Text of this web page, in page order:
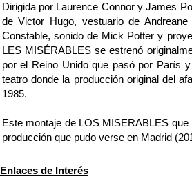
Dirigida por Laurence Connor y James
de Victor Hugo, vestuario de
Constable, sonido de Mick Potter y
LES MISÉRABLES se estrenó
por el Reino Unido que pasó por París
teatro donde la producción original del
1985.
Este montaje de LOS MISERABLES
producción que pudo verse en Madrid
Enlaces de Interés